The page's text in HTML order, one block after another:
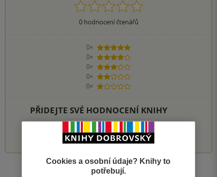
0hodnocení čtenářů
0×
5 hvězdiček
0×
4 hvězdičky
0×
3 hvězdičky
0×
2 hvězdičky
0×
1 hvezdička
PŘIDEJTE SVÉ HODNOCENÍ KNIHY
1 2 3 4 5
Zobrazit všechna hodnocení
Cookies a osobní údaje? Knihy to
potřebují.